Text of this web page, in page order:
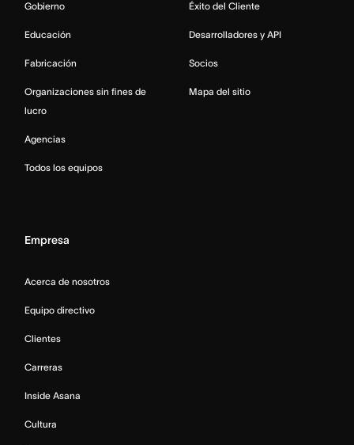
Gobierno
Educación
Fabricación
Organizaciones sin fines de
lucro
Agencias
Todos los equipos
Éxito del Cliente
Desarrolladores y API
Socios
Mapa del sitio
Empresa
Acerca de nosotros
Equipo directivo
Clientes
Carreras
Inside Asana
Cultura